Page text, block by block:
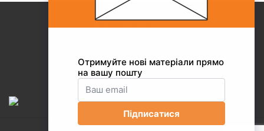
Про Collaborator